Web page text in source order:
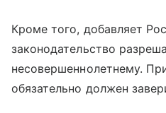
Кроме того, добавляет
законодательство
несовершеннолетнему.
обязательно должен